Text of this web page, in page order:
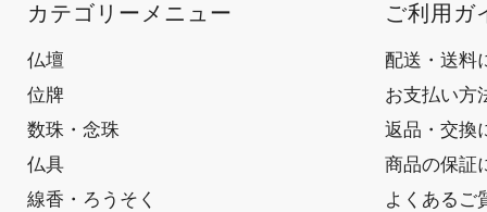
カテゴリーメニュー
仏壇
位牌
数珠・念珠
仏具
線香・ろうそく
ご利用ガ
配送・送料
お支払い方
返品・交換
商品の保証
よくあるご